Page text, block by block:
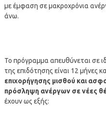
με έμφαση σε μακροχρόνια
άνω.
Το πρόγραμμα απευθύνεται σε
της επιδότησης είναι 12 μήνες
επιχορήγησης μισθού και
πρόσληψη ανέργων σε νέες
έχουν ως εξής: